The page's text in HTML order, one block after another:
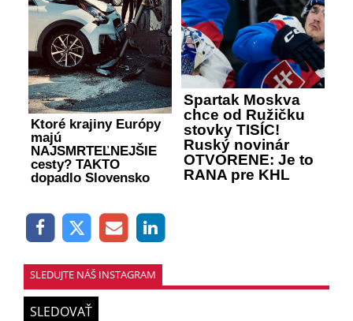
Ktoré krajiny Európy
majú
NAJSMRTEĽNEJŠIE
cesty? TAKTO
dopadlo Slovensko
Spartak Moskva
chce od Ružičku
stovky TISÍC!
Ruský novinár
OTVORENE: Je to
RANA pre KHL
SLEDUJTE NÁŠ INSTAGRAM
SLEDOVAŤ